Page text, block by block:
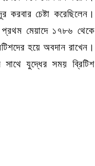
করবার চেষ্টা করেছিলেন।
মেয়াদে ১৭৮৬ থেকে
হয়ে অবদান রাখেন।
যুদ্ধের সময় ব্রিটিশ